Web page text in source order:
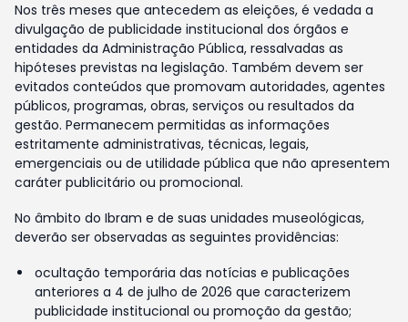
Nos três meses que antecedem as eleições, é vedada a
divulgação de publicidade institucional dos órgãos e
entidades da Administração Pública, ressalvadas as
hipóteses previstas na legislação. Também devem ser
evitados conteúdos que promovam autoridades, agentes
públicos, programas, obras, serviços ou resultados da
gestão. Permanecem permitidas as informações
estritamente administrativas, técnicas, legais,
emergenciais ou de utilidade pública que não apresentem
caráter publicitário ou promocional.
No âmbito do Ibram e de suas unidades museológicas,
deverão ser observadas as seguintes providências:
ocultação temporária das notícias e publicações
anteriores a 4 de julho de 2026 que caracterizem
publicidade institucional ou promoção da gestão;